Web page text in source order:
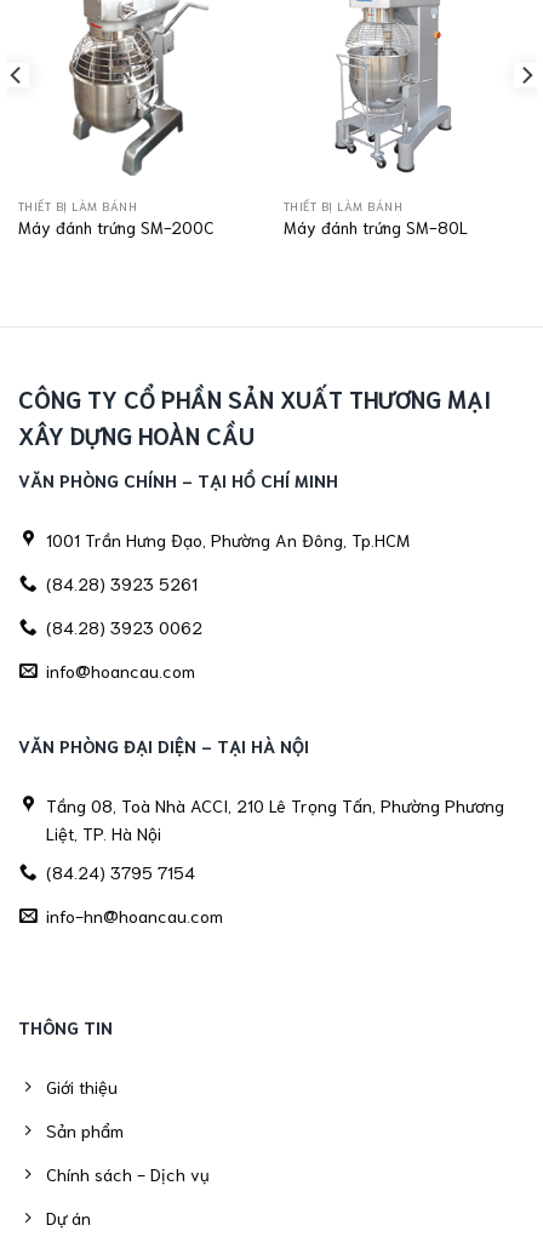
THIẾT BỊ LÀM BÁNH
Máy đánh trứng SM-200C
THIẾT BỊ LÀM BÁNH
Máy đánh trứng SM-80L
CÔNG TY CỔ PHẦN SẢN XUẤT THƯƠNG MẠI
XÂY DỰNG HOÀN CẦU
VĂN PHÒNG CHÍNH - TẠI HỒ CHÍ MINH
1001 Trần Hưng Đạo, Phường An Đông, Tp.HCM
(84.28) 3923 5261
(84.28) 3923 0062
info@hoancau.com
VĂN PHÒNG ĐẠI DIỆN - TẠI HÀ NỘI
Tầng 08, Toà Nhà ACCI, 210 Lê Trọng Tấn, Phường Phương
Liệt, TP. Hà Nội
(84.24) 3795 7154
info-hn@hoancau.com
THÔNG TIN
Giới thiệu
Sản phẩm
Chính sách - Dịch vụ
Dự án